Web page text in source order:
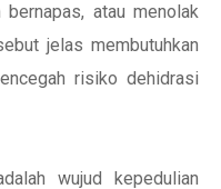
atau menolak
jelas membutuhkan
risiko dehidrasi
wujud kepedulian